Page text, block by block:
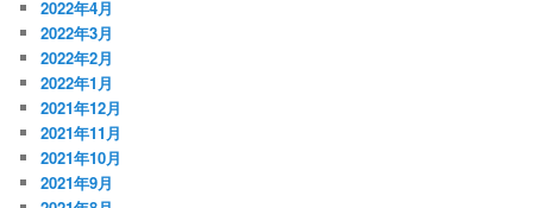
2022年4月
2022年3月
2022年2月
2022年1月
2021年12月
2021年11月
2021年10月
2021年9月